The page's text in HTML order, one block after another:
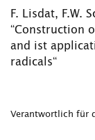
Blogs
TH Online-
F. Lisdat, F.W.
“Construction
and ist
radicals“
Verantwortlich für